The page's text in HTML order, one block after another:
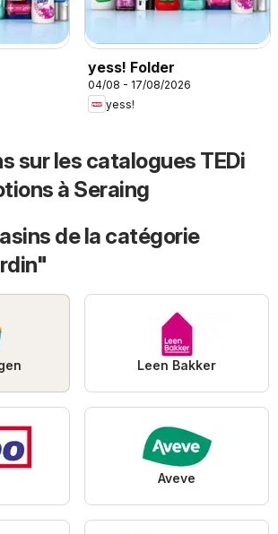
yess! Folder
04/08 - 17/08/2026
yess!
sur les catalogues TEDi
à Seraing
de la catégorie
Leen Bakker
Aveve